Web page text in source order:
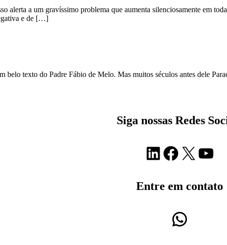
alerta a um gravíssimo problema que aumenta silenciosamente em
e de […]
belo texto do Padre Fábio de Melo. Mas muitos séculos antes dele
Siga nossas Redes
LinkedIn
Facebook
X
Entre em contato